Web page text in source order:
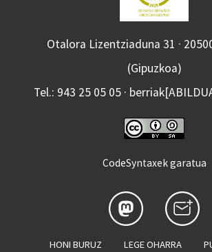
Otalora Lizentziaduna 31 ·
(Gipuzkoa)
Tel.: 943 25 05 05 ·
CodeSyntaxek garatua
HONI BURUZ LEGE OHARRA